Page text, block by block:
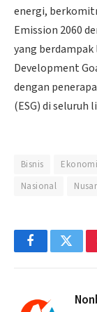
energi,
Emission 2060
yang berdampak
Development
dengan
(ESG) di seluruh
Bisnis Ekonomi
Nasional
Facebook